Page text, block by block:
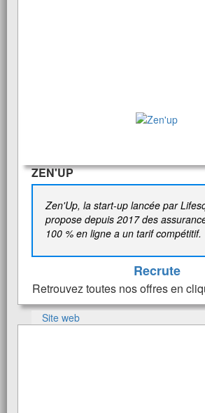
ZEN'UP
Zen'Up, la start-up lancée par
propose depuis 2017 des
100 % en ligne a un tarif compétitif.
Recrute
Retrouvez toutes nos offres en
Site web